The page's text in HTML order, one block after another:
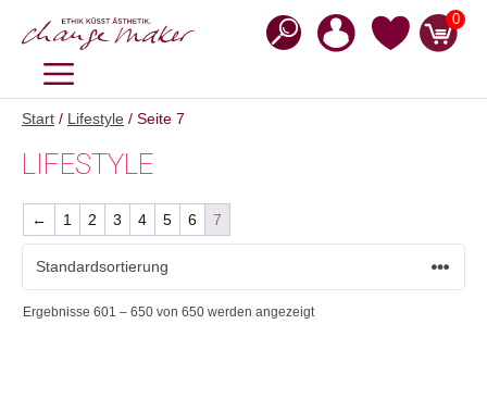
Inhalt
0
MENÜ
Start / Lifestyle / Seite 7
LIFESTYLE
← 1 2 3 4 5 6 7
Ergebnisse 601 – 650 von 650 werden angezeigt